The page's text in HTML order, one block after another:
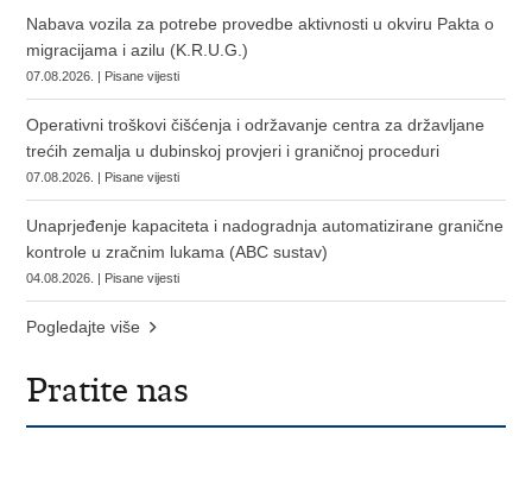
Nabava vozila za potrebe provedbe aktivnosti u okviru Pakta o
migracijama i azilu (K.R.U.G.)
07.08.2026. | Pisane vijesti
Operativni troškovi čišćenja i održavanje centra za državljane
trećih zemalja u dubinskoj provjeri i graničnoj proceduri
07.08.2026. | Pisane vijesti
Unaprjeđenje kapaciteta i nadogradnja automatizirane granične
kontrole u zračnim lukama (ABC sustav)
04.08.2026. | Pisane vijesti
Pogledajte više
Pratite nas